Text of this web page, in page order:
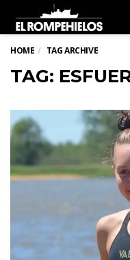
HOME TAG ARCHIVE
TAG: